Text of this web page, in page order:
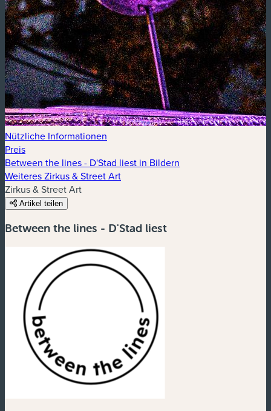
Nützliche Informationen
Preis
Between the lines - D'Stad liest in Bildern
Weiteres Zirkus & Street Art
Zirkus & Street Art
Artikel teilen
Between the lines - D'Stad liest